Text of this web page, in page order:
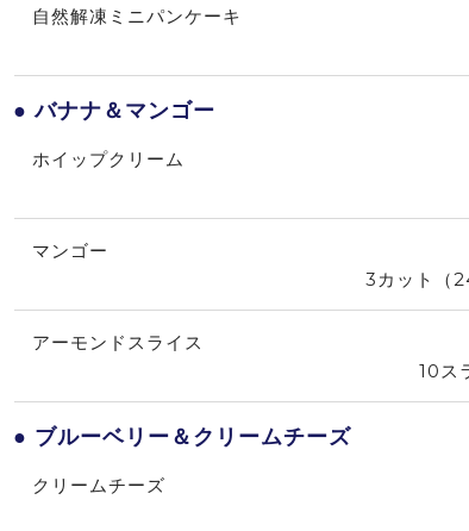
自然解凍ミニパンケーキ
● バナナ＆マンゴー
ホイップクリーム
マンゴー
3カット（
アーモンドスライス
10ス
● ブルーベリー＆クリームチーズ
クリームチーズ